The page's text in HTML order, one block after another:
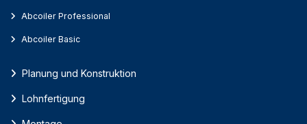
Abcoiler Professional
Abcoiler Basic
Planung und Konstruktion
Lohnfertigung